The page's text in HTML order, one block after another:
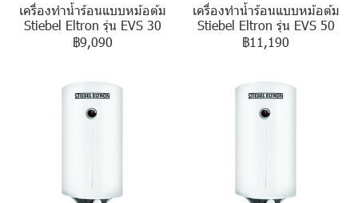
เครื่องทำน้ำร้อนแบบหม้อต้ม
Stiebel Eltron รุ่น EVS 30
฿9,090
เครื่องทำน้ำร้อนแบบหม้อต้ม
Stiebel Eltron รุ่น EVS 50
฿11,190